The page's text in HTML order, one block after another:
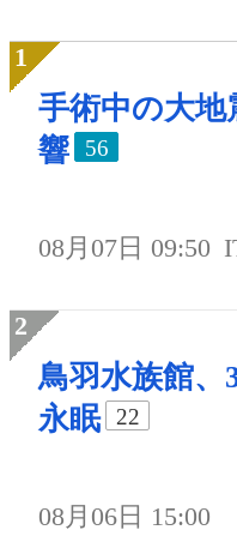
手術中の大地
響
56
08月07日 09:50
鳥羽水族館、
永眠
22
08月06日 15:00